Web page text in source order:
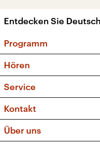
Entdecken Sie
Programm
Sendungen und
Musikliste
Kakadu – Das
Hören
Frequenzen (UKW
Service
FAQ
Apps
Newsletter
Kontakt
Social Media
Über uns